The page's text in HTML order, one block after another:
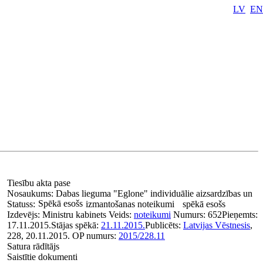
LV EN
Tiesību akta pase
Nosaukums: Dabas lieguma "Eglone" individuālie aizsardzības un
izmantošanas noteikumi
Statuss: Spēkā esošs
spēkā esošs
Izdevējs: Ministru kabinets Veids: noteikumi Numurs: 652Pieņemts:
17.11.2015.Stājas spēkā: 21.11.2015.Publicēts: Latvijas Vēstnesis,
228, 20.11.2015. OP numurs: 2015/228.11
Satura rādītājs
Saistītie dokumenti